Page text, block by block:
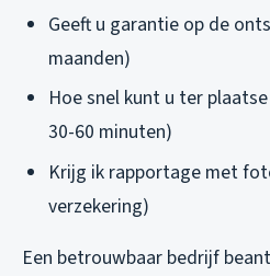
Geeft u garantie op de
maanden)
Hoe snel kunt u ter
30-60 minuten)
Krijg ik rapportage met
verzekering)
Een betrouwbaar bedrijf